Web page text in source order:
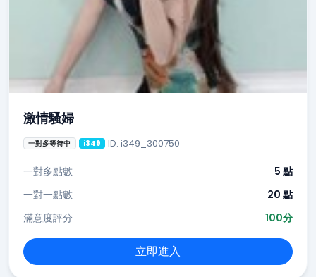
激情騷婦
一對多等待中 i349 ID: i349_300750
一對多點數
5 點
一對一點數
20 點
滿意度評分
100分
立即進入